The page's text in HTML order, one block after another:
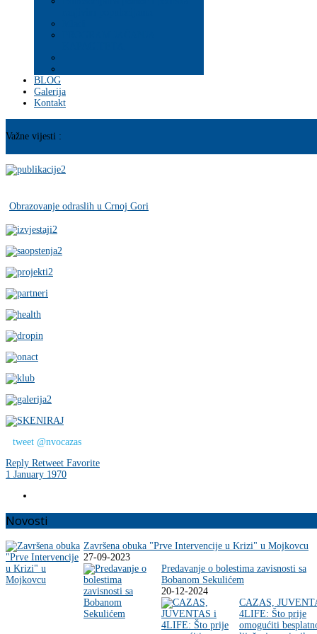
BLOG
Galerija
Kontakt
Važne vijesti :
Obrazovanje odraslih u Crnoj Gori
tweet @nvocazas
Reply Retweet Favorite
1 January 1970
Novosti
Završena obuka "Prve Intervencije u Krizi" u Mojkovcu
27-09-2023
Predavanje o bolestima zavisnosti sa
Bobanom Sekulićem
20-12-2024
CAZAS,
4LIFE: Što prije
omogućiti